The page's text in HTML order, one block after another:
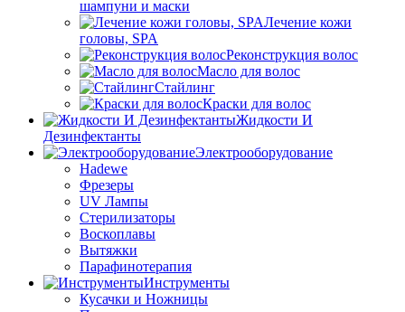
шампуни и маски
Лечение кожи
головы, SPA
Реконструкция волос
Масло для волос
Стайлинг
Краски для волос
Жидкости И
Дезинфектанты
Электрооборудование
Hadewe
Фрезеры
UV Лампы
Стерилизаторы
Воскоплавы
Вытяжки
Парафинотерапия
Инструменты
Кусачки и Ножницы